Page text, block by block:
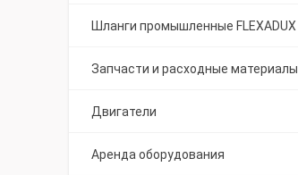
Шланги промышленные FLEXADUX
Запчасти и расходные материалы
Двигатели
Аренда оборудования